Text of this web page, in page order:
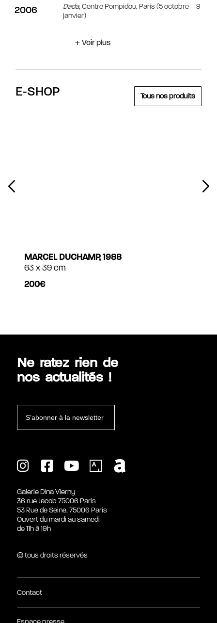
2006 Dada,Centre Pompidou, Paris (5 octobre – 9
janvier)
+ Voir plus
E-SHOP Tous nos produits
MARCEL DUCHAMP, 1988
63 x 39 cm
200€
Ne ratez rien de
nos actualités !
S’abonner à la newsletter
Galerie Dina Vierny
36 rue Jacob 75006 Paris
53 Rue de Seine, 75006 Paris
Ouvert du mardi au samedi
de 11h à 19h
© tous droits réservés
Contact